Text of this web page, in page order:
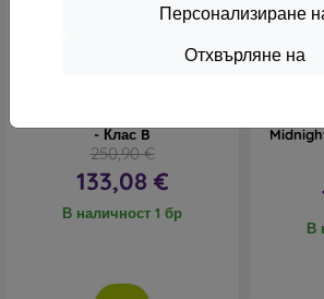
Персонализиране
Отхвърляне на
- Клас B
250,90 €
133,08 €
В наличност 1 бр
-40%
В